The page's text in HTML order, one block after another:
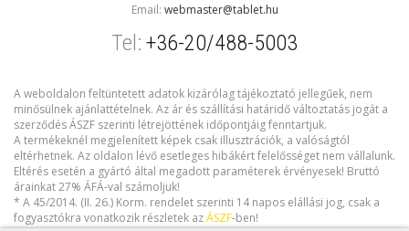
Email: webmaster@tablet.hu
Tel: +36-20/488-5003
A weboldalon feltüntetett adatok kizárólag tájékoztató jellegűek, nem
minősülnek ajánlattételnek. Az ár és szállítási határidő változtatás jogát a
szerződés ÁSZF szerinti létrejöttének időpontjáig fenntartjuk.
A termékeknél megjelenített képek csak illusztrációk, a valóságtól
eltérhetnek. Az oldalon lévő esetleges hibákért felelősséget nem vállalunk.
Eltérés esetén a gyártó által megadott paraméterek érvényesek! Bruttó
árainkat 27% ÁFÁ-val számoljuk!
* A 45/2014. (II. 26.) Korm. rendelet szerinti 14 napos elállási jog, csak a
fogyasztókra vonatkozik részletek azÁSZF-ben!